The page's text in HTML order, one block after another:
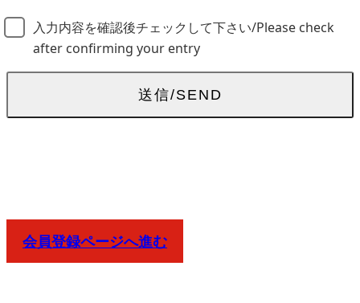
入力内容を確認後チェックして下さい/Please check
after confirming your entry
会員登録ページへ進む